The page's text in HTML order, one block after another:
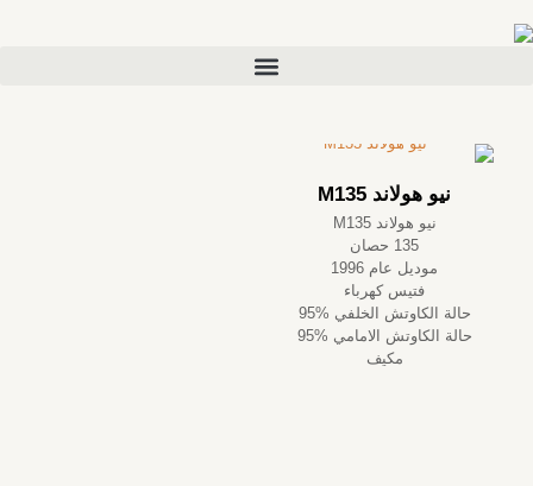
نيو هولاند M135
نيو هولاند M135
135 حصان
موديل عام 1996
فتيس كهرباء
حالة الكاوتش الخلفي %95
حالة الكاوتش الامامي %95
مكيف